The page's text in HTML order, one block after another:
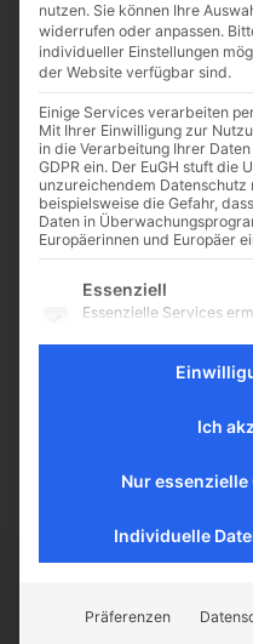
„Dein Reich ist in
Wolken und nicht
dieser Erde“
Der Dichter Clemens
sein Werk – ein Leben für
Start Schlagworte Lore Lay
nutzen. Sie können Ihre
widerrufen oder anpassen.
individueller Einstellungen
der Website verfügbar sind.
Einige Services verarbeiten
Mit Ihrer Einwilligung zur
in die Verarbeitung Ihrer
GDPR ein. Der EuGH stuft die
unzureichendem Datenschutz
beispielsweise die Gefahr,
Daten in
Europäerinnen und Europäer
Es folgt eine Liste der
Essenziell
Essenzielle Services
Aufschluss darüber
Externe Medien
werden standardmäßig
Ich
Nur
Individuelle
Präferenzen